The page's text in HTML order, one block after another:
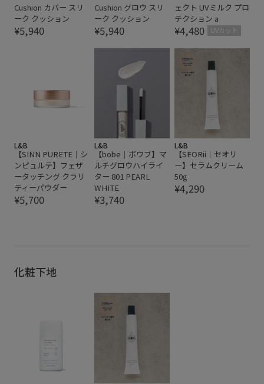
Cushion カバー スリ
ーク クッション
¥5,940
Cushion グロウ スリ
ーク クッション
¥5,940
ェクト UVミルク プロ
テクション a
¥4,480 UVカット
L&B
【SINN PURETE｜シ
ンピュルテ】フェザ
ータッチング クラリ
ティーパウダー
¥5,700
L&B
【bobe｜ボウブ】マ
ルチグロウハイライ
ター 801 PEARL
WHITE
¥3,740
L&B
【SEORii｜セオリ
ー】セラムクリーム
50g
¥4,290
化粧下地